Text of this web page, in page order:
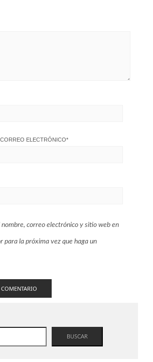
ELECTRÓNICO*
correo electrónico y sitio web en
para la próxima vez que haga un
BUSCAR